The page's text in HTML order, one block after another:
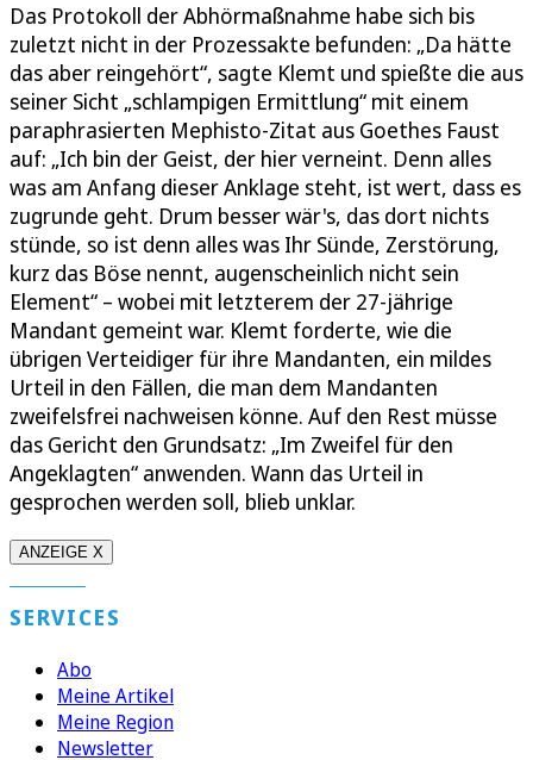
Das Protokoll der Abhörmaßnahme habe sich bis
zuletzt nicht in der Prozessakte befunden: „Da hätte
das aber reingehört“, sagte Klemt und spießte die aus
seiner Sicht „schlampigen Ermittlung“ mit einem
paraphrasierten Mephisto-Zitat aus Goethes Faust
auf: „Ich bin der Geist, der hier verneint. Denn alles
was am Anfang dieser Anklage steht, ist wert, dass es
zugrunde geht. Drum besser wär's, das dort nichts
stünde, so ist denn alles was Ihr Sünde, Zerstörung,
kurz das Böse nennt, augenscheinlich nicht sein
Element“ – wobei mit letzterem der 27-jährige
Mandant gemeint war. Klemt forderte, wie die
übrigen Verteidiger für ihre Mandanten, ein mildes
Urteil in den Fällen, die man dem Mandanten
zweifelsfrei nachweisen könne. Auf den Rest müsse
das Gericht den Grundsatz: „Im Zweifel für den
Angeklagten“ anwenden. Wann das Urteil in
gesprochen werden soll, blieb unklar.
ANZEIGE X
SERVICES
Abo
Meine Artikel
Meine Region
Newsletter